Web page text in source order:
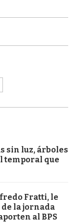
sin luz, árboles
temporal que
Fratti, le
la jornada
al BPS